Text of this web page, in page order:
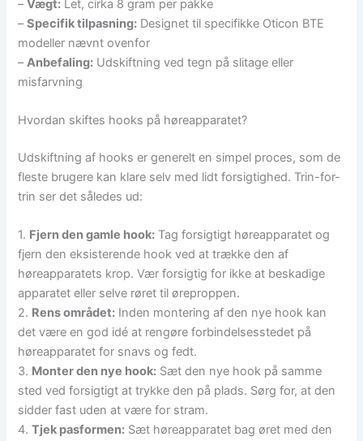
–Vægt: Let, cirka 8 gram per pakke
–Specifik tilpasning: Designet til specifikke Oticon BTE
modeller nævnt ovenfor
–Anbefaling: Udskiftning ved tegn på slitage eller
misfarvning
Hvordan skiftes hooks på høreapparatet?
Udskiftning af hooks er generelt en simpel proces, som de
fleste brugere kan klare selv med lidt forsigtighed. Trin-for-
trin ser det således ud:
1. Fjern den gamle hook: Tag forsigtigt høreapparatet og
fjern den eksisterende hook ved at trække den af
høreapparatets krop. Vær forsigtig for ikke at beskadige
apparatet eller selve røret til øreproppen.
2. Rens området: Inden montering af den nye hook kan
det være en god idé at rengøre forbindelsesstedet på
høreapparatet for snavs og fedt.
3. Monter den nye hook: Sæt den nye hook på samme
sted ved forsigtigt at trykke den på plads. Sørg for, at den
sidder fast uden at være for stram.
4.Tjek pasformen: Sæt høreapparatet bag øret med den